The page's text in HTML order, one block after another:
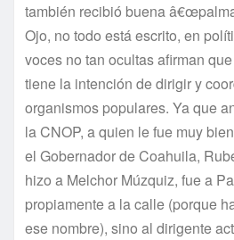
también recibió buena
Ojo, no todo está escrito, en
voces no tan ocultas afirman
tiene la intención de dirigir y
organismos populares. Ya que
la CNOP, a quien le fue muy
el Gobernador de Coahuila,
hizo a Melchor Múzquiz, fue a
propiamente a la calle (porque
ese nombre), sino al dirigente